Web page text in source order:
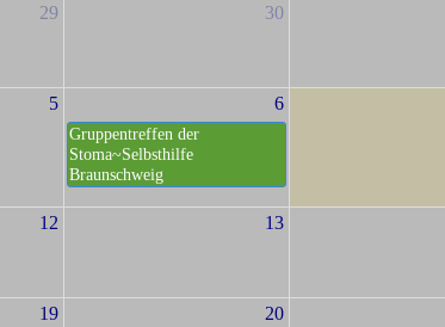
29 30
5 6
Gruppentreffen der
Stoma~Selbsthilfe
Braunschweig
12 13
19 20